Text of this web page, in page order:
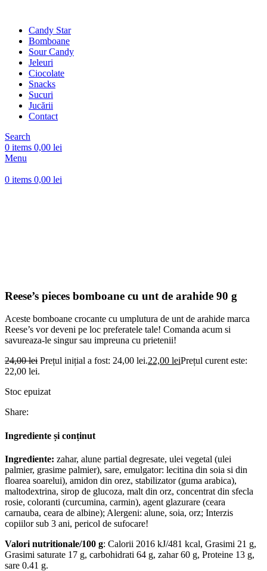
Candy Star
Bomboane
Sour Candy
Jeleuri
Ciocolate
Snacks
Sucuri
Jucării
Contact
Search
0 items 0,00 lei
Menu
0 items 0,00 lei
Reese’s pieces bomboane cu unt de arahide 90 g
Aceste bomboane crocante cu umplutura de unt de arahide marca
Reese’s vor deveni pe loc preferatele tale! Comanda acum si
savureaza-le singur sau impreuna cu prietenii!
24,00lei Prețul inițial a fost: 24,00 lei.22,00 leiPrețul curent este:
22,00 lei.
Stoc epuizat
Share:
Ingrediente și conținut
Ingrediente: zahar, alune partial degresate, ulei vegetal (ulei
palmier, grasime palmier), sare, emulgator: lecitina din soia si din
floarea soarelui), amidon din orez, stabilizator (guma arabica),
maltodextrina, sirop de glucoza, malt din orz, concentrat din sfecla
rosie, coloranti (curcumina, carmin), agent glazurare (ceara
carnauba, ceara de albine); Alergeni: alune, soia, orz; Interzis
copiilor sub 3 ani, pericol de sufocare!
Valori nutritionale/100 g: Calorii 2016 kJ/481 kcal, Grasimi 21 g,
Grasimi saturate 17 g, carbohidrati 64 g, zahar 60 g, Proteine 13 g,
sare 0.41 g.